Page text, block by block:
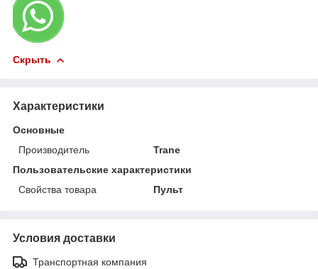
Скрыть
Характеристики
Основные
Производитель
Trane
Пользовательские характеристики
Свойства товара
Пульт
Условия доставки
Транспортная компания